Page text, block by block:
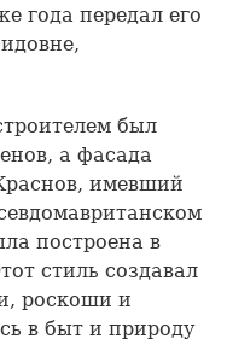
года передал его
был
а фасада
имевший
построена в
стиль создавал
роскоши и
в быт и природу